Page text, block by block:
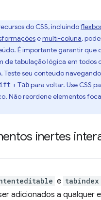
do CSS, incluindo
emulti-coluna,
É importante garantir que
de tabulação lógica em todos
Teste seu conteúdo
+Tabpara voltar. Use CSS
Não reordene elementos
inertes
e tabindex
adicionados a qualquer